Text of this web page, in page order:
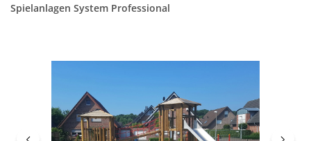
Spielanlagen System Professional